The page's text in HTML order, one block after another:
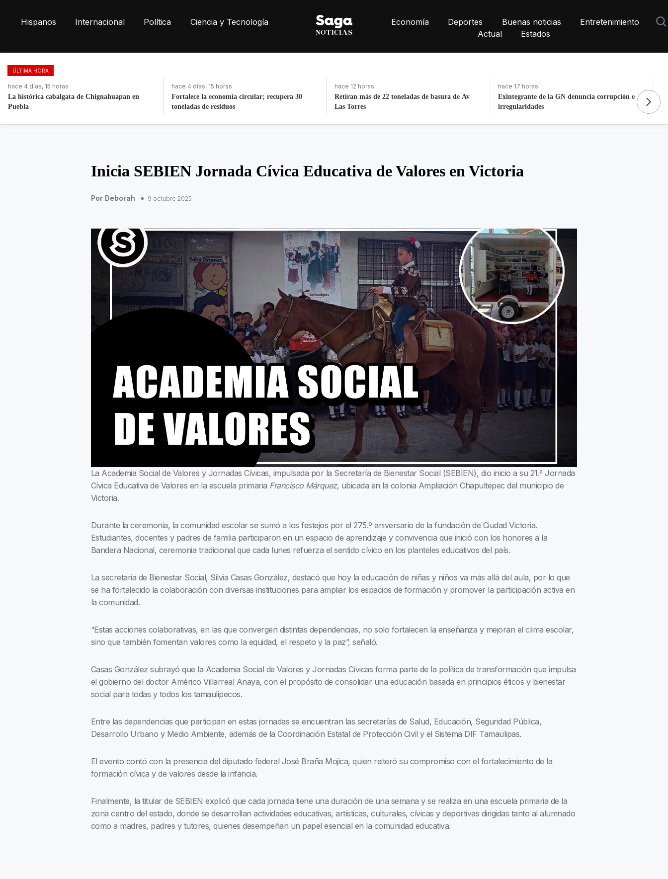
Hispanos Internacional Política Ciencia y Tecnología Economía Deportes Buenas noticias
Entretenimiento
Actual
Estados
ÚLTIMA HORA
hace 4 días, 15 horas
Fortalece la economía circular; recupera 30
toneladas de residuos
hace 12 horas
Retiran más de 22 toneladas de basura de Av
Las Torres
hace 17 horas
Exintegrante de la GN denuncia corrupción e
irregularidades
hace 12 horas
Dos heridos tras tiroteo a plena tarde en Nueva
York
Inicia SEBIEN Jornada Cívica Educativa de Valores en Victoria
Por Deborah 9 octubre 2025
La Academia Social de Valores y Jornadas Cívicas, impulsada por la Secretaría de Bienestar Social (SEBIEN), dio inicio a su 21.ª Jornada
Cívica Educativa de Valores en la escuela primaria Francisco Márquez, ubicada en la colonia Ampliación Chapultepec del municipio de
Victoria.
Durante la ceremonia, la comunidad escolar se sumó a los festejos por el 275.º aniversario de la fundación de Ciudad Victoria.
Estudiantes, docentes y padres de familia participaron en un espacio de aprendizaje y convivencia que inició con los honores a la
Bandera Nacional, ceremonia tradicional que cada lunes refuerza el sentido cívico en los planteles educativos del país.
La secretaria de Bienestar Social, Silvia Casas González, destacó que hoy la educación de niñas y niños va más allá del aula, por lo que
se ha fortalecido la colaboración con diversas instituciones para ampliar los espacios de formación y promover la participación activa en
la comunidad.
“Estas acciones colaborativas, en las que convergen distintas dependencias, no solo fortalecen la enseñanza y mejoran el clima escolar,
sino que también fomentan valores como la equidad, el respeto y la paz”, señaló.
Casas González subrayó que la Academia Social de Valores y Jornadas Cívicas forma parte de la política de transformación que impulsa
el gobierno del doctor Américo Villarreal Anaya, con el propósito de consolidar una educación basada en principios éticos y bienestar
social para todas y todos los tamaulipecos.
Entre las dependencias que participan en estas jornadas se encuentran las secretarías de Salud, Educación, Seguridad Pública,
Desarrollo Urbano y Medio Ambiente, además de la Coordinación Estatal de Protección Civil y el Sistema DIF Tamaulipas.
El evento contó con la presencia del diputado federal José Braña Mojica, quien reiteró su compromiso con el fortalecimiento de la
formación cívica y de valores desde la infancia.
Finalmente, la titular de SEBIEN explicó que cada jornada tiene una duración de una semana y se realiza en una escuela primaria de la
zona centro del estado, donde se desarrollan actividades educativas, artísticas, culturales, cívicas y deportivas dirigidas tanto al alumnado
como a madres, padres y tutores, quienes desempeñan un papel esencial en la comunidad educativa.